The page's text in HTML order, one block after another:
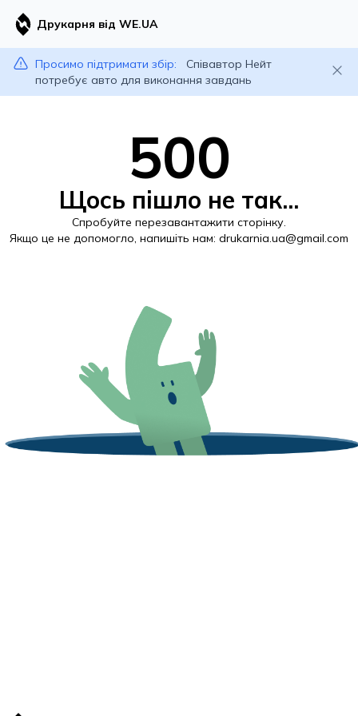
Друкарня від WE.UA
Просимо підтримати збір:
Співавтор Нейт
потребує авто для виконання завдань
500
Щось пішло не так...
Спробуйте перезавантажити сторінку.
Якщо це не допомогло, напишіть нам: drukarnia.ua@gmail.com